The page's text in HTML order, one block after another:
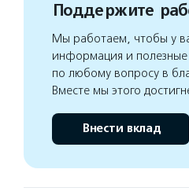
Поддержите
Мы работаем, чтобы у
информация и
по любому вопросу в
Вместе мы этого
Внести вклад